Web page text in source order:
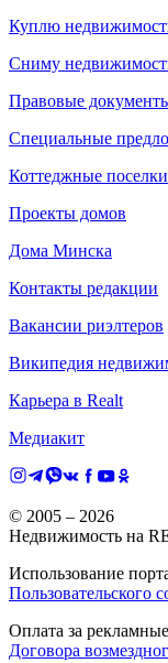
Куплю
Сниму
Правовые
Специальные
Коттеджные поселки
Проекты домов
Дома Минска
Контакты редакции
Вакансии риэлтеров
Википедия
Карьера в Realt
Медиакит
© 2005 – 2026
Недвижимость на
Использование
Пользовательского
Оплата за
Договора